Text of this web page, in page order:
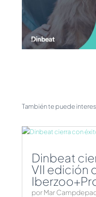
También te puede
Dinbeat
VII edición
porMar